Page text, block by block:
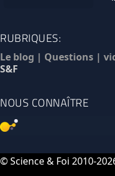
RUBRIQUES:
Le blog | Questions |
S&F
NOUS CONNAÎTRE
© Science & Foi 2010-